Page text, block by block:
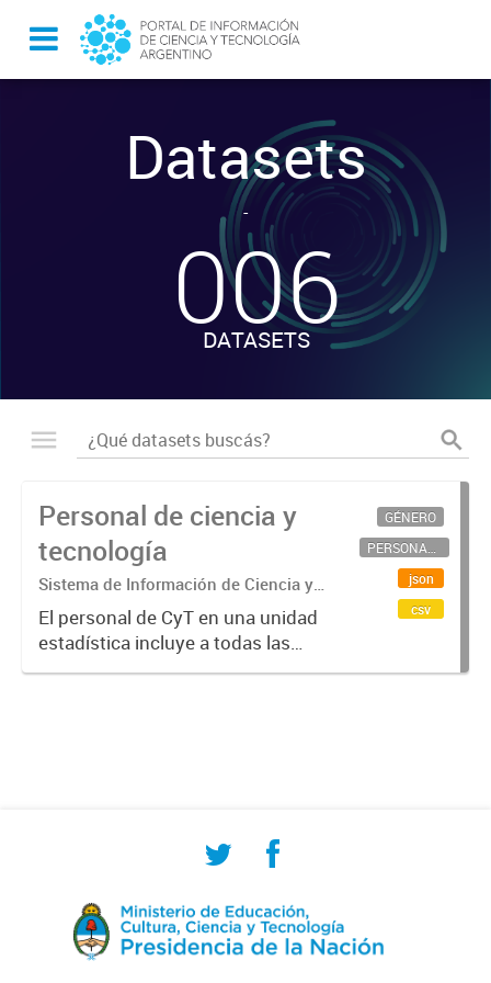
Datasets
-
006
DATASETS
Personal de ciencia y
tecnología
Sistema de Información de Ciencia y
Tecnología Argentino (SICYTAR)
El personal de CyT en una unidad
estadística incluye a todas las
personas involucradas
GÉNERO
PERSONAL CIENTÍFICO-TECNOLÓGICO
json
csv